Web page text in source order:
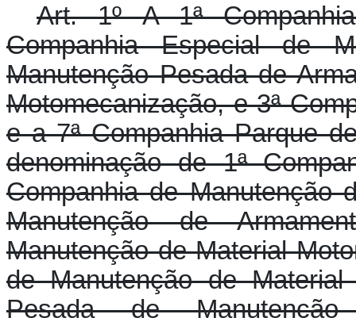
Art. 1º A 1ª
Companhia Especial de
Manutenção Pesada de
Motomecanização, e 3ª
e a 7ª Companhia Parque
denominação de 1ª
Companhia de Manutenção
Manutenção de
Manutenção de Material
de Manutenção de Material
Pesada de